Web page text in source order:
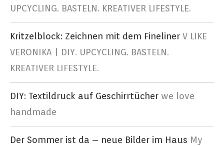
UPCYCLING. BASTELN. KREATIVER LIFESTYLE.
Kritzelblock: Zeichnen mit dem Fineliner V LIKE
VERONIKA | DIY. UPCYCLING. BASTELN.
KREATIVER LIFESTYLE.
DIY: Textildruck auf Geschirrtücher we love
handmade
Der Sommer ist da – neue Bilder im Haus My